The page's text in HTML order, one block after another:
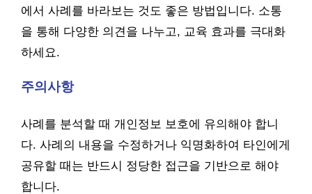
에서 사례를 바라보는 것도 좋은 방법입니다. 소통
을 통해 다양한 의견을 나누고, 교육 효과를 극대화
하세요.
주의사항
사례를 분석할 때 개인정보 보호에 유의해야 합니
다. 사례의 내용을 수정하거나 익명화하여 타인에게
공유할 때는 반드시 정당한 접근을 기반으로 해야
합니다.